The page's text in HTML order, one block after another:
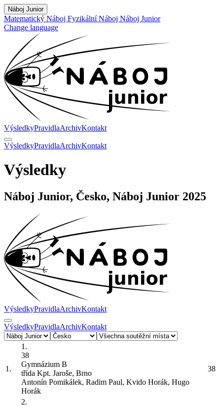
Náboj Junior
Matematický Náboj Fyzikální Náboj Náboj Junior
Change language
VýsledkyPravidlaArchivKontakt
VýsledkyPravidlaArchivKontakt
Výsledky
Náboj Junior, Česko, Náboj Junior 2025
VýsledkyPravidlaArchivKontakt
VýsledkyPravidlaArchivKontakt
1.
1.
38
Gymnázium B
třída Kpt. Jaroše, Brno
Antonín Pomikálek, Radim Paul, Kvido Horák, Hugo
Horák
38
2.